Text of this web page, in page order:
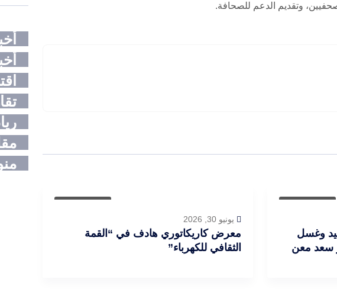
وتقديم الدعم للصحافة.
وغسل
سعد معن
يونيو 30, 2026
معرض كاريكاتوري هادف في “القمة
الثقافي للكهرباء”